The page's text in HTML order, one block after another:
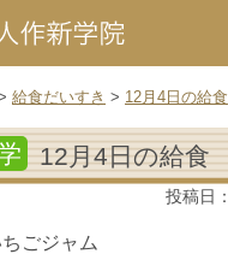
給食だいすき > 12月4日の給食
12月4日の給食
投稿日：
ごジャム